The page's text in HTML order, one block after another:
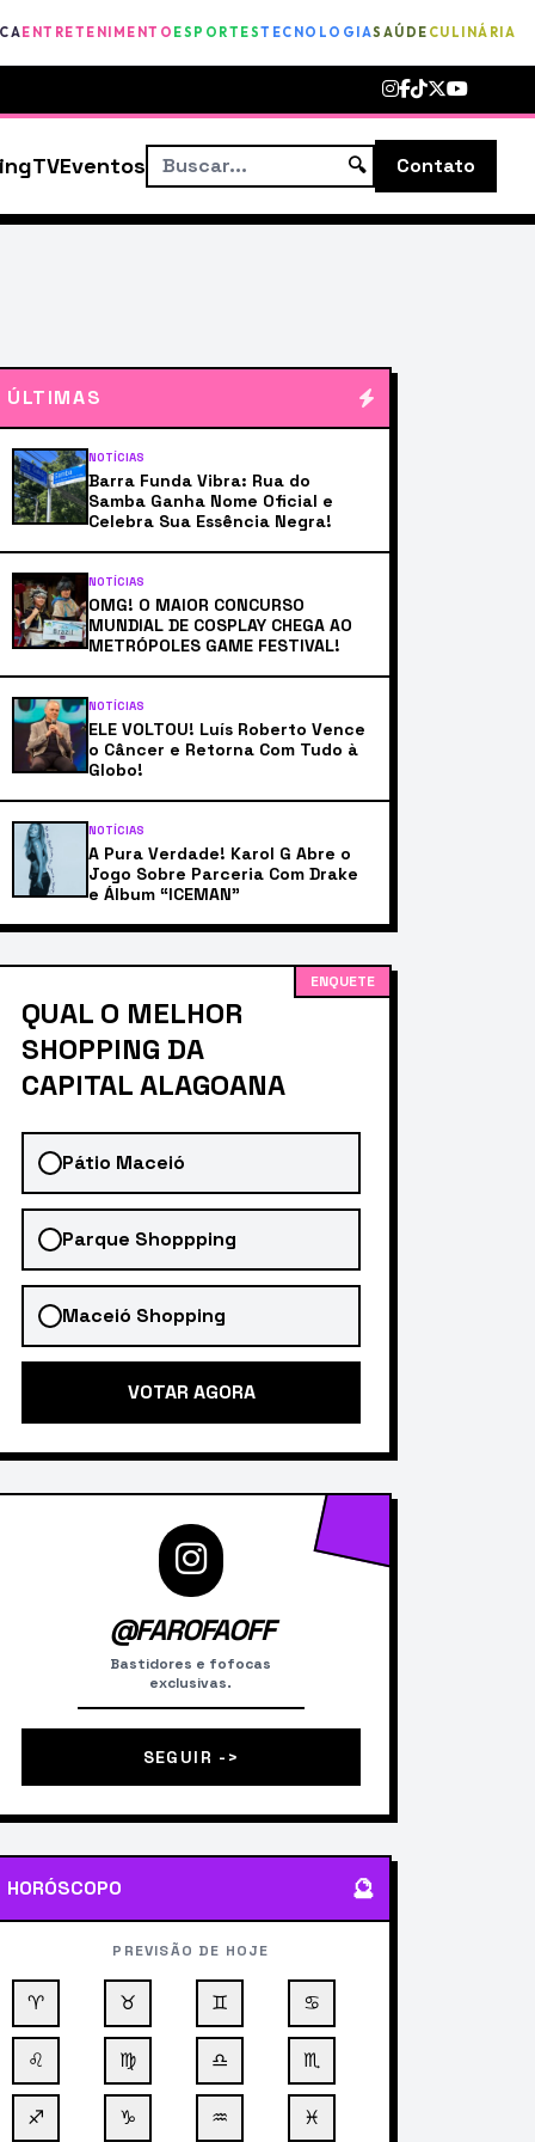
ENTRETENIMENTO ESPORTESTECNOLOGIASAÚDE CULINÁRIA
TVEventos 🔍 Contato
ÚLTIMAS
NOTÍCIAS
Barra Funda Vibra: Rua do
Samba Ganha Nome Oficial e
Celebra Sua Essência Negra!
NOTÍCIAS
OMG! O MAIOR CONCURSO
MUNDIAL DE COSPLAY CHEGA AO
METRÓPOLES GAME FESTIVAL!
NOTÍCIAS
ELE VOLTOU! Luís Roberto Vence
o Câncer e Retorna Com Tudo à
Globo!
NOTÍCIAS
A Pura Verdade! Karol G Abre o
Jogo Sobre Parceria Com Drake
e Álbum “ICEMAN”
ENQUETE
QUAL O MELHOR
SHOPPING DA
CAPITAL ALAGOANA
Pátio Maceió
Parque Shoppping
Maceió Shopping
VOTAR AGORA
@FAROFAOFF
Bastidores e fofocas
exclusivas.
SEGUIR ->
HORÓSCOPO 🔮
PREVISÃO DE HOJE
♈ ♉ ♊ ♋
♌ ♍ ♎ ♏
♐ ♑ ♒ ♓